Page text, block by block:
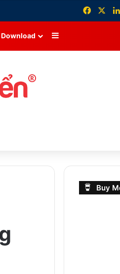
Download Sidebar
Buy